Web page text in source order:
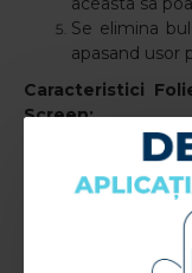
Se elimina
apasand usor
Caracteristici
Screen:
Compatibil cu:
Tip aplicare: Fata
Material: